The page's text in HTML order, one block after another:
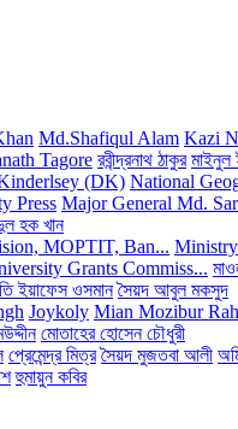
Md.Shafiqul Alam Kazi
Tagore রবীন্দ্রনাথ ঠাকুর মাইনুল
(DK) National
Press Major General Md.
হক খান
MOPTIT, Ban...
Grants Commiss...
ইয়াফেস ওসমান সৈয়দ আবুল মকসুদ
Joykoly Mian Mozibur
মোতাহের হোসেন চৌধুরী
প্রেমেন্দ্র মিত্র সৈয়দ মুজতবা আলী
হুমায়ুন কবির